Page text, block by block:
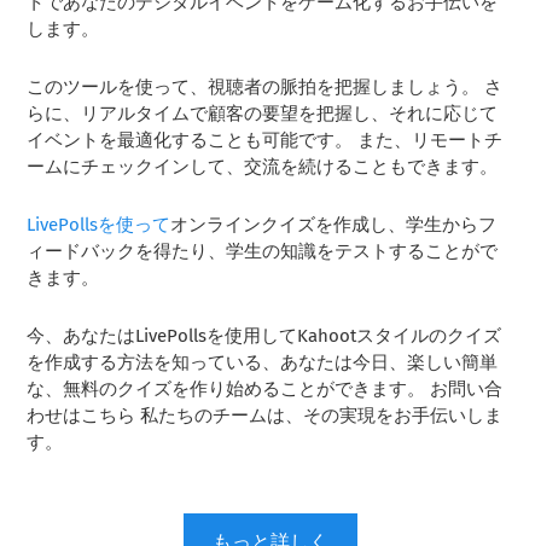
します。
このツールを使って、視聴者の脈拍を把握しましょう。 さ
らに、リアルタイムで顧客の要望を把握し、それに応じて
イベントを最適化することも可能です。 また、リモートチ
ームにチェックインして、交流を続けることもできます。
LivePollsを使ってオンラインクイズを作成し、学生からフ
ィードバックを得たり、学生の知識をテストすることがで
きます。
今、あなたはLivePollsを使用してKahootスタイルのクイズ
を作成する方法を知っている、あなたは今日、楽しい簡単
な、無料のクイズを作り始めることができます。 お問い合
わせはこちら 私たちのチームは、その実現をお手伝いしま
す。